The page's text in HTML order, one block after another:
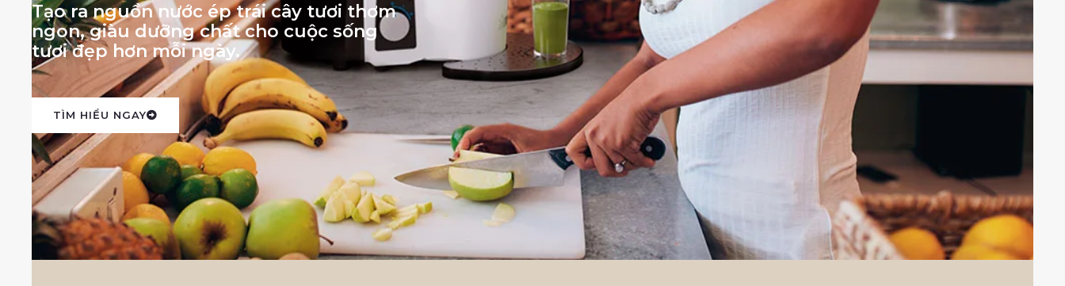
Tạo ra nguồn nước ép trái cây tươi thơm
ngon, giàu dưỡng chất cho cuộc sống
tươi đẹp hơn mỗi ngày.
TÌM HIỂU NGAY